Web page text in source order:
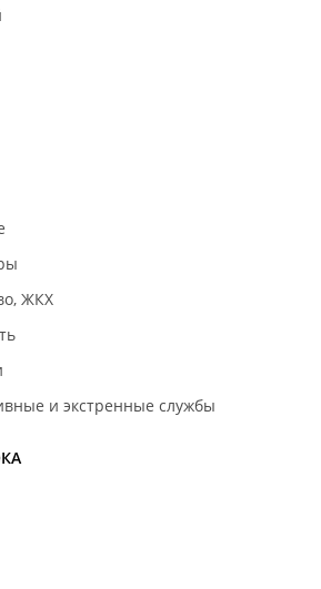
ЖКХ
и экстренные службы